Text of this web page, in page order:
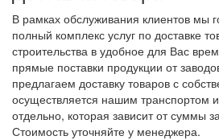
В рамках обслуживания клиентов мы
полный комплекс услуг по доставке
строительства в удобное для Вас
прямые поставки продукции от
предлагаем доставку товаров с
осуществляется нашим транспортом
отдельно, которая зависит от суммы
Стоимость уточняйте у менеджера.